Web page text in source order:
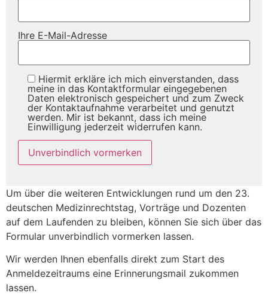
Ihre E-Mail-Adresse
Hiermit erkläre ich mich einverstanden, dass
meine in das Kontaktformular eingegebenen
Daten elektronisch gespeichert und zum Zweck
der Kontaktaufnahme verarbeitet und genutzt
werden. Mir ist bekannt, dass ich meine
Einwilligung jederzeit widerrufen kann.
Um über die weiteren Entwicklungen rund um den 23.
deutschen Medizinrechtstag, Vorträge und Dozenten
auf dem Laufenden zu bleiben, können Sie sich über das
Formular unverbindlich vormerken lassen.
Wir werden Ihnen ebenfalls direkt zum Start des
Anmeldezeitraums eine Erinnerungsmail zukommen
lassen.